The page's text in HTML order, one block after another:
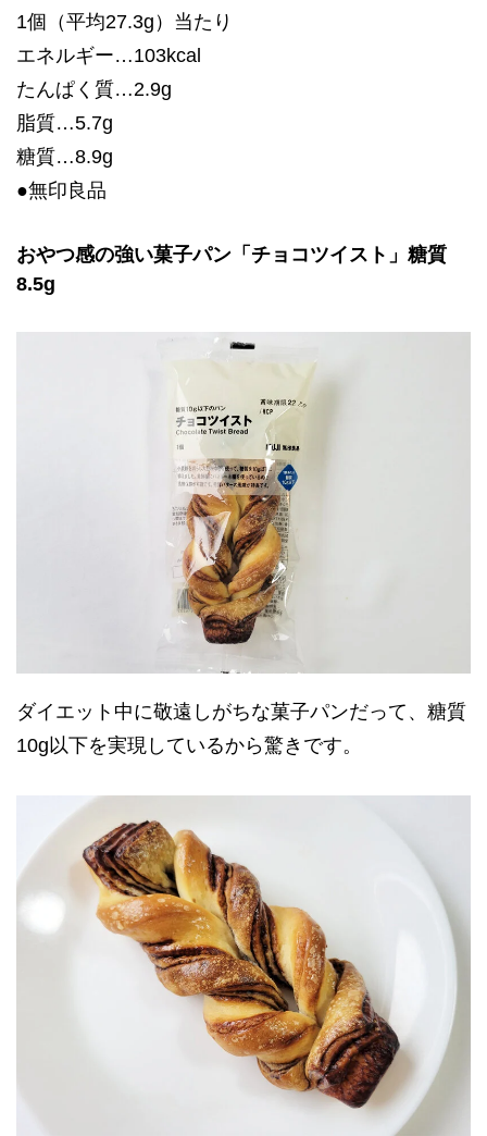
1個（平均27.3g）当たり
エネルギー…103kcal
たんぱく質…2.9g
脂質…5.7g
糖質…8.9g
●無印良品
おやつ感の強い菓子パン「チョコツイスト」糖質
8.5g
ダイエット中に敬遠しがちな菓子パンだって、糖質
10g以下を実現しているから驚きです。